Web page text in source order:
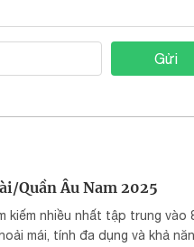
Gửi
Quần Âu Nam 2025
kiếm nhiều nhất tập trung vào
mái, tính đa dụng và khả